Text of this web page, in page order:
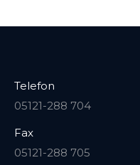
Telefon
05121-288 704
Fax
05121-288 705